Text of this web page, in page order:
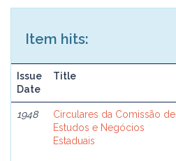
Item hits:
Issue
Date
Title
1948
Circulares da Comissão de
Estudos e Negócios
Estaduais